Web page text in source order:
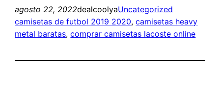
agosto 22, 2022dealcoolyaUncategorized
camisetas de futbol 2019 2020, camisetas heavy
metal baratas, comprar camisetas lacoste online